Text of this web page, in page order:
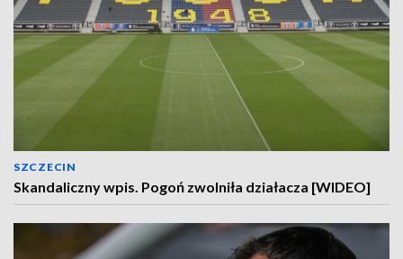
SZCZECIN
Skandaliczny wpis. Pogoń zwolniła działacza [WIDEO]